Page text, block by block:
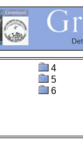
4
5
6